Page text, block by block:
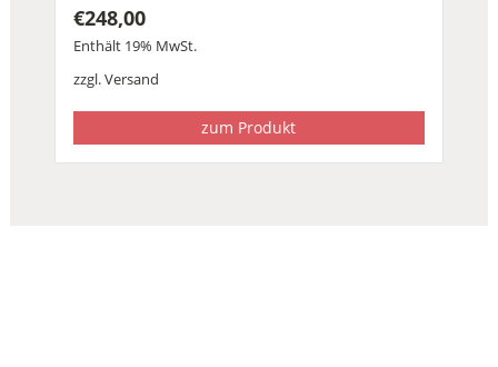
€248,00
Enthält 19% MwSt.
zzgl.Versand
zum Produkt